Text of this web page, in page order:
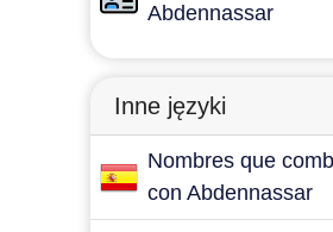
Abdennassar
Inne języki
Nombres que
con Abdennassar